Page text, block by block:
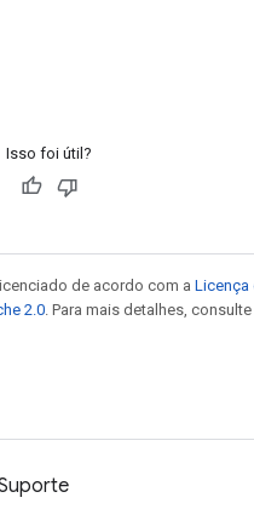
Isso foi útil?
de acordo com a Licença
2.0 . Para mais detalhes,